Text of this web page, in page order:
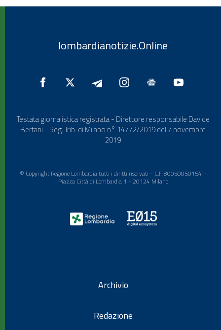
lombardianotizie.Online
Testata giornalistica registrata - Direttore responsabile Davide
Bertani - Reg. Trib. di Milano n° 14772/2019 del 7 novembre
2019
© Copyright Regione Lombardia tutti i diritti riservati - C.F. 80050050154 -
Piazza Città di Lombardia 1 - 20124 Milano
Archivio
Redazione